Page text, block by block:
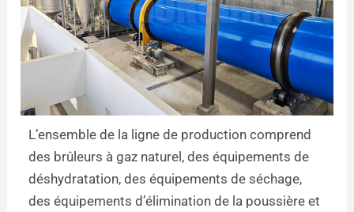
L’ensemble de la ligne de production comprend
des brûleurs à gaz naturel, des équipements de
déshydratation, des équipements de séchage,
des équipements d’élimination de la poussière et